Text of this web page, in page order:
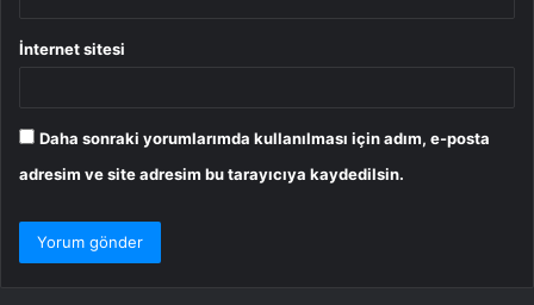
İnternet sitesi
Daha sonraki yorumlarımda kullanılması için adım, e-posta
adresim ve site adresim bu tarayıcıya kaydedilsin.